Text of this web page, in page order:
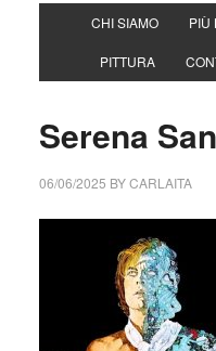
CHI SIAMO PIÙ
PITTURA
Serena
06/06/2025 BYCARLAITA